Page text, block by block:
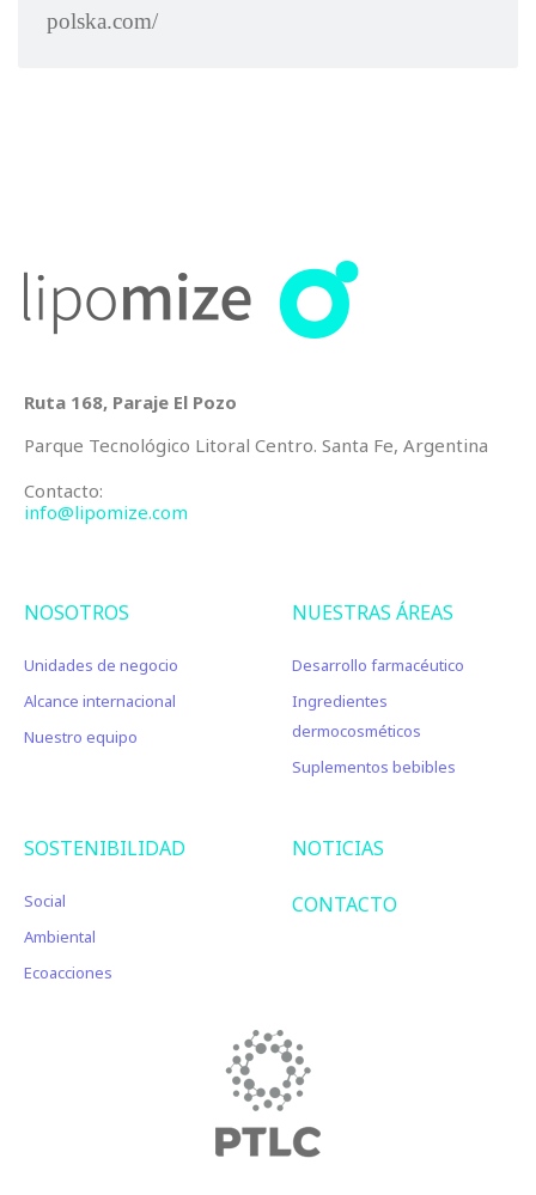
polska.com/
Ruta 168, Paraje El Pozo
Parque Tecnológico Litoral Centro. Santa Fe, Argentina
Contacto:
info@lipomize.com
NOSOTROS
Unidades de negocio
Alcance internacional
Nuestro equipo
NUESTRAS ÁREAS
Desarrollo farmacéutico
Ingredientes
dermocosméticos
Suplementos bebibles
SOSTENIBILIDAD
Social
Ambiental
Ecoacciones
NOTICIAS
CONTACTO